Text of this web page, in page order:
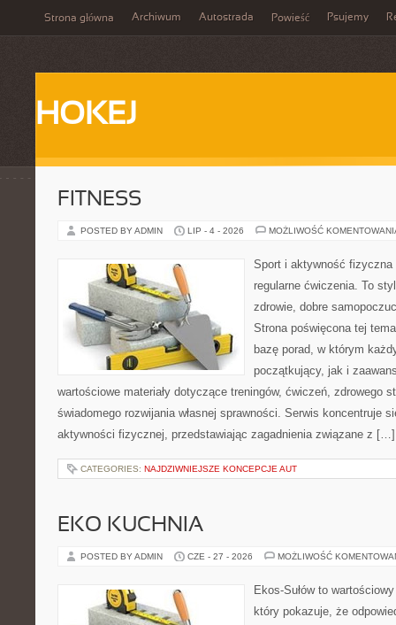
Strona główna Archiwum Autostrada Powieść Psujemy
HOKEJ
FITNESS
POSTED BY ADMIN LIP - 4 - 2026 MOŻLIWOŚĆ
Sport i aktywność
regularne ćwiczenia. To
zdrowie, dobre
Strona poświęcona tej
bazę porad, w którym
początkujący, jak i
wartościowe materiały dotyczące treningów, ćwiczeń, zdrowego
świadomego rozwijania własnej sprawności. Serwis koncentruje
aktywności fizycznej, przedstawiając zagadnienia związane z […]
CATEGORIES: NAJDZIWNIEJSZE KONCEPCJE AUT
EKO KUCHNIA
POSTED BY ADMIN CZE - 27 - 2026 MOŻLIWOŚĆ
Ekos-Sułów to
który pokazuje, że